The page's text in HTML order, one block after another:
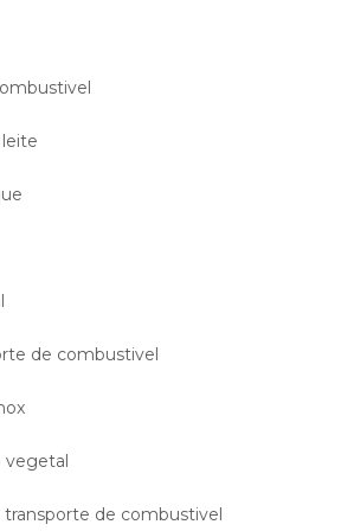
de combustivel
vegetal
transporte de combustivel